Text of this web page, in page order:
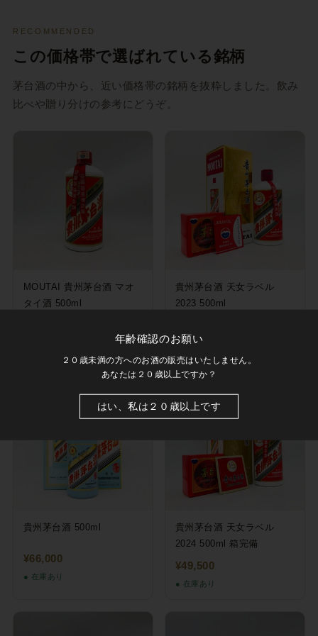
RECOMMENDED
この価格帯で選ばれている銘柄
茅台酒の中から、近い価格帯の銘柄を抜粋しました。飲み
比べや贈り分けの参考にどうぞ。
MOUTAI 貴州茅台酒 マオ
タイ酒 500ml
貴州茅台酒 天女ラベル
2023 500ml
● 在庫あり
貴州茅台酒 500ml
¥66,000
● 在庫あり
貴州茅台酒 天女ラベル
2024 500ml 箱完備
¥49,500
● 在庫あり
年齢確認のお願い
２０歳未満の方へのお酒の販売はいたしません。
あなたは２０歳以上ですか？
はい、私は２０歳以上です